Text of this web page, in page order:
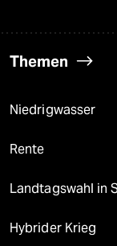
Themen
Niedrigwasser
Rente
Landtagswahl in
Hybrider Krieg